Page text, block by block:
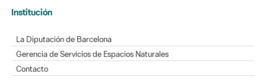
Institución
La Diputación de Barcelona
Gerencia de Servicios de Espacios Naturales
Contacto